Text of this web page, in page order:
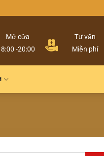
Mở cửa
8:00 -20:00
Tư vấn
Miễn phí